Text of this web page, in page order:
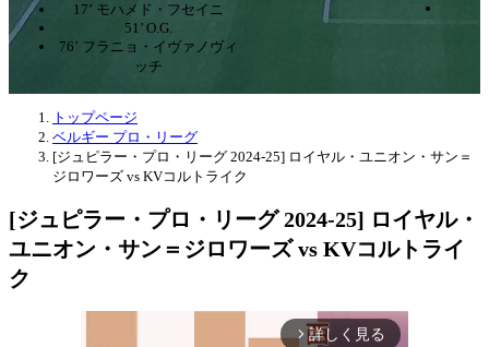
17’ モハメド・フセイニ
51’ O.G.
76’ フラニョ・イヴァノヴィ
ッチ
トップページ
ベルギー プロ・リーグ
[ジュピラー・プロ・リーグ 2024-25] ロイヤル・ユニオン・サン＝
ジロワーズ vs KVコルトライク
[ジュピラー・プロ・リーグ 2024-25] ロイヤル・
ユニオン・サン＝ジロワーズ vs KVコルトライ
ク
arrow_forward_ios 詳しく見る